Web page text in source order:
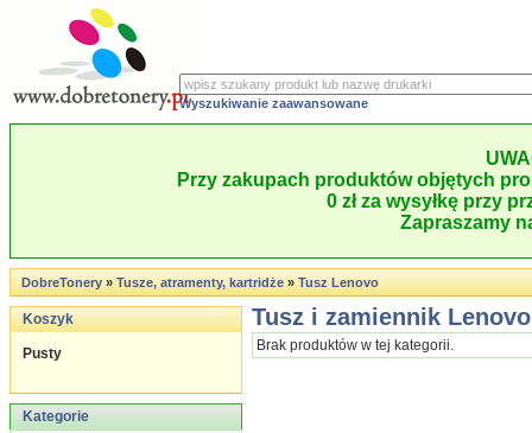
Wyszukiwanie zaawansowane
Przy zakupach produktów objętych
0 zł za wysyłkę przy
Zapraszamy
DobreTonery»Tusze, atramenty, kartridże»Tusz Lenovo
Koszyk
Pusty
Kategorie
Tusz i zamiennik Lenovo
Brak produktów w tej kategorii.